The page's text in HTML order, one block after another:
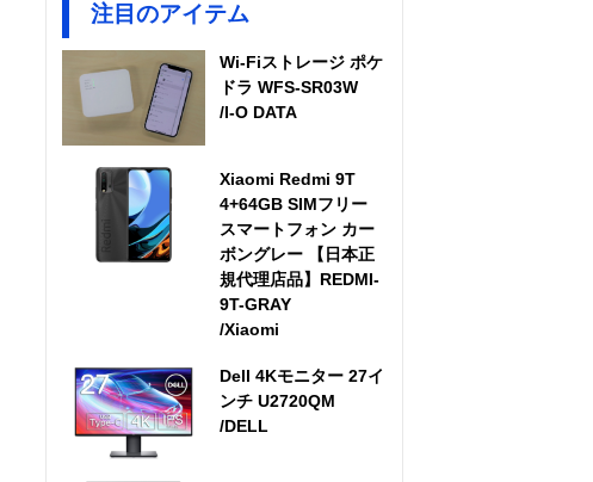
注目のアイテム
Wi-Fiストレージ ポケ
ドラ WFS-SR03W
/I-O DATA
Xiaomi Redmi 9T
4+64GB SIMフリー
スマートフォン カー
ボングレー 【日本正
規代理店品】REDMI-
9T-GRAY
/Xiaomi
Dell 4Kモニター 27イ
ンチ U2720QM
/DELL